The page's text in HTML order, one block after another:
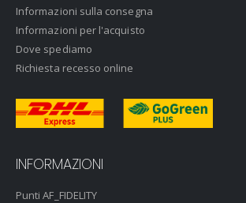
Informazioni sulla consegna
Informazioni per l'acquisto
Dove spediamo
Richiesta recesso online
INFORMAZIONI
Punti AF_FIDELITY